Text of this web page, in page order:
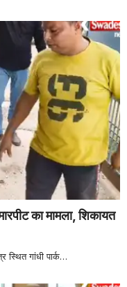
का मामला, शिकायत
स्थित गांधी पार्क…